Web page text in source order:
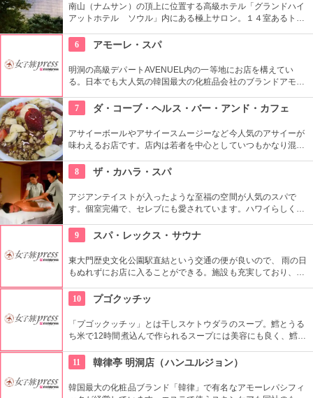
南山（ナムサン）の頂上に位置する高級ホテル「グランドハイ
アットホテル ソウル」内にある極上サロン。１４室あるトリ
サージとアロマテラピーを融合させたプログラム。カップルで
一緒に受けられるカップルスイートも人気。
6 アモーレ・スパ
明洞の高級デパートAVENUEL内の一等地にお店を構えてい
る。日本でも大人気の韓国最大の化粧品会社のブランドアモー
メント内容はソウル国内だけでなく、海外の著名人からも高い
評価を得ています。ゴージャスな空間の中で極上のエステはい
かがでしょう。要予約です。
7 ダ・コーブ・ヘルス・バー・アンド・カフェ
アサイーボールやアサイースムージーなど今人気のアサイーが
味わえるお店です。店内は若者を中心としていつもかなり混ん
りアットホームな雰囲気です。夜にはバーになり、地元のミュ
ージシャンの演奏が聴けることもあるのだとか
8 ザ・カハラ・スパ
アジアンテイストが入ったような至福の空間が人気のスパで
す。個室完備で、セレブにも愛されています。ハワイらしくロ
スメを買えば、おうちでも極上なエステ気分が味わえますね。
9 スパ・レックス・サウナ
東大門歴史文化公園駅直結という交通の便が良いので、 雨の日
もぬれずにお店に入ることができる。施設も充実しており、地
10
プゴクッチッ
「プゴックッチッ」とは干しスケトウダラのスープ。鱈とうる
ち米で12時間煮込んで作られるスープには美容にも良く、鱈の
味のスープは朝食にお勧めです。
11 韓律亭 明洞店（ハンユルジョン）
韓国最大の化粧品ブランド「韓律」で有名なアモーレパシフィ